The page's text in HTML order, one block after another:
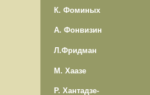
К. Фоминых
А. Фонвизин
Л.Фридман
М. Хаазе
Р. Хантадзе-